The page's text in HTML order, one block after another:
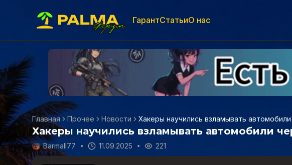
ГарантСтатьиО нас
Главная Прочее Новости Хакеры научились взламывать
Хакеры научились взламывать автомобили
Barmall77 11.09.2025 221